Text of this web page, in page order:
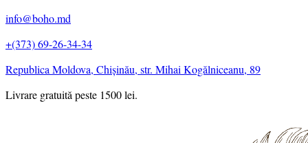
info@boho.md
+(373) 69-26-34-34
Republica Moldova, Chișinău, str. Mihai Kogălniceanu, 89
Livrare gratuită peste 1500 lei.